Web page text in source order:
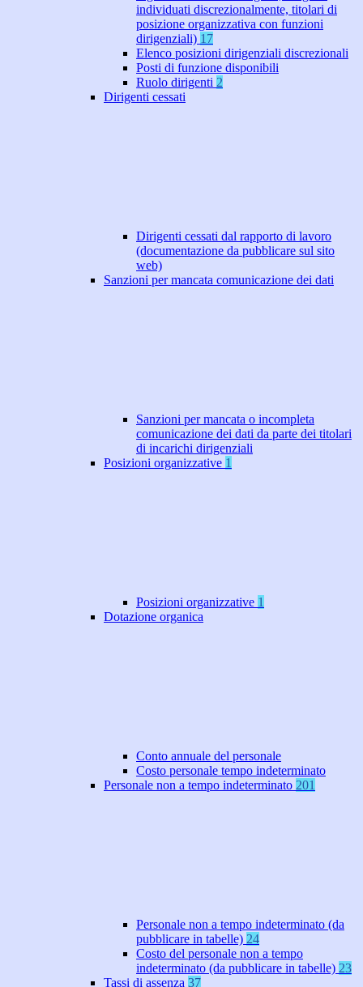
individuati discrezionalmente, titolari di
posizione organizzativa con funzioni
dirigenziali) 17
Elenco posizioni dirigenziali discrezionali
Posti di funzione disponibili
Ruolo dirigenti 2
Dirigenti cessati
Dirigenti cessati dal rapporto di lavoro
(documentazione da pubblicare sul sito
web)
Sanzioni per mancata comunicazione dei dati
Sanzioni per mancata o incompleta
comunicazione dei dati da parte dei titolari
di incarichi dirigenziali
Posizioni organizzative 1
Posizioni organizzative 1
Dotazione organica
Conto annuale del personale
Costo personale tempo indeterminato
Personale non a tempo indeterminato 201
Personale non a tempo indeterminato (da
pubblicare in tabelle) 24
Costo del personale non a tempo
indeterminato (da pubblicare in tabelle) 23
Tassi di assenza 37